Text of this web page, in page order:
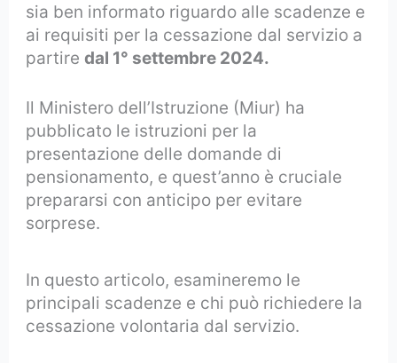
sia ben informato riguardo alle scadenze e
ai requisiti per la cessazione dal servizio a
partiredal 1° settembre 2024.
Il Ministero dell’Istruzione (Miur) ha
pubblicato le istruzioni per la
presentazione delle domande di
pensionamento, e quest’anno è cruciale
prepararsi con anticipo per evitare
sorprese.
In questo articolo, esamineremo le
principali scadenze e chi può richiedere la
cessazione volontaria dal servizio.